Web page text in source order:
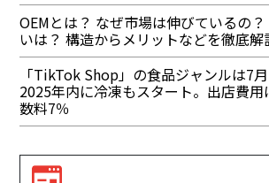
OEMとは？ なぜ市場は伸びているの
いは？ 構造からメリットなどを徹底解
「TikTok Shop」の食品ジャンルは7月
2025年内に冷凍もスタート。出店費
数料7％